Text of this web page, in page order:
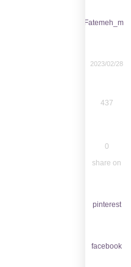
Fatemeh_m
2023/02/28
437
0
share on
pinterest
facebook